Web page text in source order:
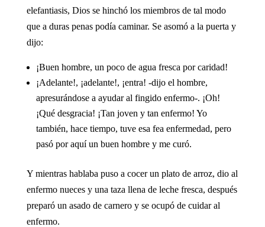
elefantiasis, Dios se hinchó los miembros de tal modo
que a duras penas podía caminar. Se asomó a la puerta y
dijo:
¡Buen hombre, un poco de agua fresca por caridad!
¡Adelante!, ¡adelante!, ¡entra! -dijo el hombre,
apresurándose a ayudar al fingido enfermo-. ¡Oh!
¡Qué desgracia! ¡Tan joven y tan enfermo! Yo
también, hace tiempo, tuve esa fea enfermedad, pero
pasó por aquí un buen hombre y me curó.
Y mientras hablaba puso a cocer un plato de arroz, dio al
enfermo nueces y una taza llena de leche fresca, después
preparó un asado de carnero y se ocupó de cuidar al
enfermo.